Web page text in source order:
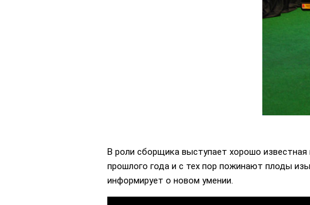
В роли сборщика выступает хорошо
прошлого года и с тех пор пожинают плоды
информирует о новом умении.